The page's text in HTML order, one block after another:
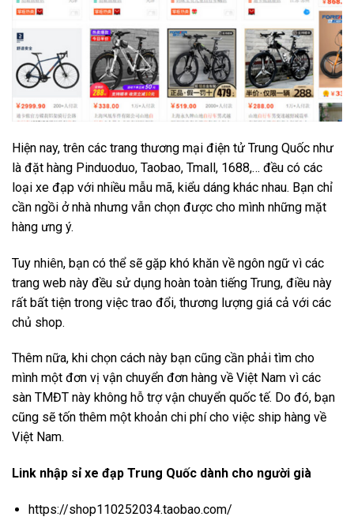
Hiện nay, trên các trang thương mại điện tử Trung Quốc như
là đặt hàng Pinduoduo, Taobao, Tmall, 1688,… đều có các
loại xe đạp với nhiều mẫu mã, kiểu dáng khác nhau. Bạn chỉ
cần ngồi ở nhà nhưng vẫn chọn được cho mình những mặt
hàng ưng ý.
Tuy nhiên, bạn có thể sẽ gặp khó khăn về ngôn ngữ vì các
trang web này đều sử dụng hoàn toàn tiếng Trung, điều này
rất bất tiện trong việc trao đổi, thương lượng giá cả với các
chủ shop.
Thêm nữa, khi chọn cách này bạn cũng cần phải tìm cho
mình một đơn vị vận chuyển đơn hàng về Việt Nam vì các
sàn TMĐT này không hỗ trợ vận chuyển quốc tế. Do đó, bạn
cũng sẽ tốn thêm một khoản chi phí cho việc ship hàng về
Việt Nam.
Link nhập sỉ xe đạp Trung Quốc dành cho người già
https://shop110252034.taobao.com/